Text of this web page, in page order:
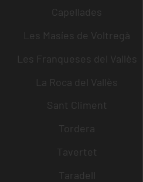
Capellades
Les Masíes de Voltregà
Les Franqueses del Vallès
La Roca del Vallès
Sant Climent
Tordera
Tavertet
Taradell